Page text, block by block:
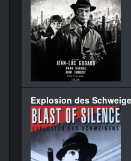
Explosion des